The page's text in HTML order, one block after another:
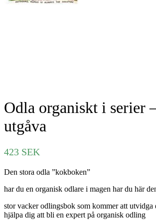
Odla organiskt i serier
utgåva
423 SEK
Den stora odla ”kokboken”
har du en organisk odlare i magen har du här
stor vacker odlingsbok som kommer att utvidga
hjälpa dig att bli en expert på organisk odling